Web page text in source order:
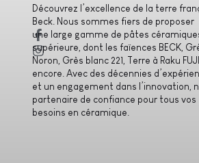
Découvrez l’excellence de la terre
Beck. Nous sommes fiers de proposer
une large gamme de pâtes
supérieure, dont les faïences BECK,
Noron, Grès blanc 221, Terre à Raku
encore. Avec des décennies
et un engagement dans l’innovation,
partenaire de confiance pour tous vos
besoins en céramique.